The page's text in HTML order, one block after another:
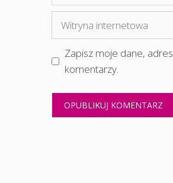
mail
Witryna
internetowa
Zapisz moje dane,
komentarzy.